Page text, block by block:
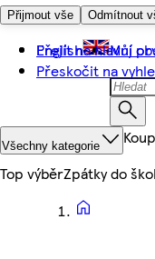
Přijmout vše Odmítnout
Přejít na hlavní
Přeskočit na
English Můj
Všechny kategorie
Top výběrZpátky do